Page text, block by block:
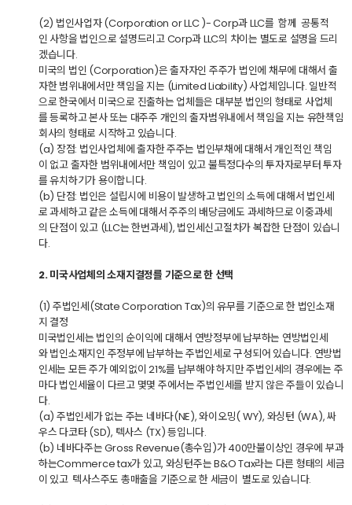
(2) 법인사업자 (Corporation or LLC )- Corp과 LLC를 함께 공통적
인 사항을 법인으로 설명드리고 Corp과 LLC의 차이는 별도로 설명을 드리
겠습니다.
미국의 법인 (Corporation)은 출자자인 주주가 법인에 채무에 대해서 출
자한 범위내에서만 책임을 지는 (Limited Liability) 사업체입니다. 일반적
으로 한국에서 미국으로 진출하는 업체들은 대부분 법인의 형태로 사업체
를 등록하고 본사 또는 대주주 개인의 출자범위내에서 책임을 지는 유한책임
회사의 형태로 시작하고 있습니다.
(a) 장점: 법인사업체에 출자한 주주는 법인부채에 대해서 개인적인 책임
이 없고 출자한 범위내에서만 책임이 있고 불특정다수의 투자자로부터 투자
를 유치하기가 용이합니다.
(b) 단점: 법인은 설립시에 비용이 발생하고 법인의 소득에 대해서 법인세
로 과세하고 같은 소득에 대해서 주주의 배당금에도 과세하므로 이중과세
의 단점이 있고 (LLC는 한번과세), 법인세신고절차가 복잡한 단점이 있습니
다.
2. 미국사업체의 소재지결정를 기준으로 한 선택
(1) 주법인세(State Corporation Tax)의 유무를 기준으로 한 법인소재
지 결정
미국법인세는 법인의 순이익에 대해서 연방정부에 납부하는 연방법인세
와 법인소재지인 주정부에 납부하는 주법인세로 구성되어 있습니다. 연방법
인세는 모든 주가 예외없이 21%를 납부해야 하지만 주법인세의 경우에는 주
마다 법인세율이 다르고 몇몇 주에서는 주법인세를 받지 않은 주들이 있습니
다.
(a) 주법인세가 없는 주는 네바다(NE), 와이오밍( WY), 와싱턴 (WA), 싸
우스 다코타 (SD), 텍사스 (TX) 등입니다.
(b) 네바다주는 Gross Revenue(총수입)가 400만불이상인 경우에 부과
하는Commerce tax가 있고, 와싱턴주는 B&O Tax라는 다른 형태의 세금
이 있고 텍사스주도 총매출을 기준으로 한 세금이 별도로 있습니다.